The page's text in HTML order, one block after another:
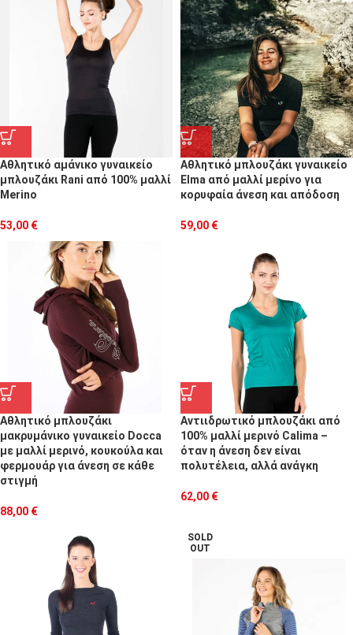
Αθλητικό αμάνικο γυναικείο
μπλουζάκι Rani από 100% μαλλί
Merino
53,00 €
Αθλητικό μπλουζάκι γυναικείο
Elma από μαλλί μερίνο για
κορυφαία άνεση και απόδοση
59,00 €
Αθλητικό μπλουζάκι
μακρυμάνικο γυναικείο Docca
με μαλλί μερινό, κουκούλα και
φερμουάρ για άνεση σε κάθε
στιγμή
88,00 €
Αντιιδρωτικό μπλουζάκι από
100% μαλλί μερινό Calima –
όταν η άνεση δεν είναι
πολυτέλεια, αλλά ανάγκη
62,00 €
SOLD
OUT